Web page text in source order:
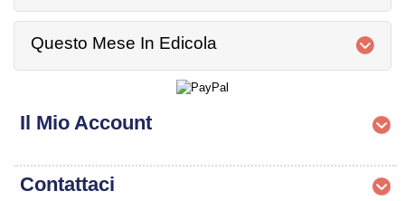
Questo Mese In Edicola
Il Mio Account
Contattaci